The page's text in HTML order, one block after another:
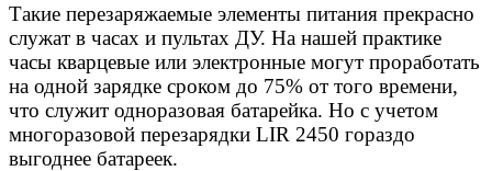
Такие перезаряжаемые элементы питания прекрасно
служат в часах и пультах ДУ. На нашей практике
часы кварцевые или электронные могут проработать
на одной зарядке сроком до 75% от того времени,
что служит одноразовая батарейка. Но с учетом
многоразовой перезарядки LIR 2450 гораздо
выгоднее батареек.